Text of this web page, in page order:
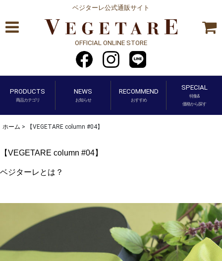
ベジターレ公式通販サイト
OFFICIAL ONLINE STORE
PRODUCTS
商品カテゴリ
NEWS
お知らせ
RECOMMEND
おすすめ
SPECIAL
特集&
価格から探す
ホーム > 【VEGETARE column #04】
【VEGETARE column #04】
ベジターレとは？